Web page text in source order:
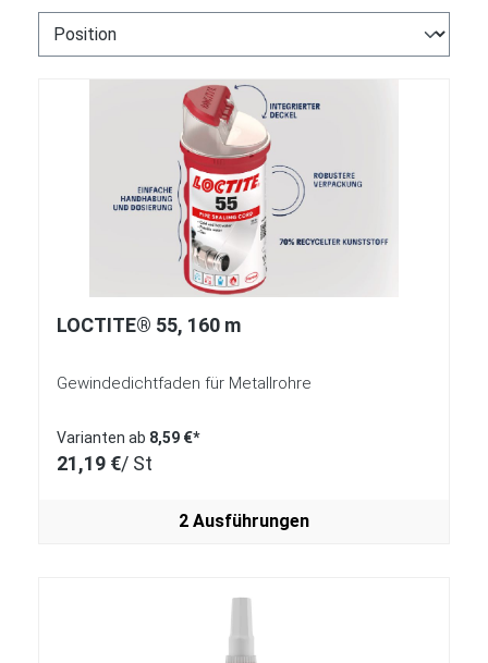
LOCTITE® 55, 160 m
Gewindedichtfaden für Metallrohre
Varianten ab 8,59 €*
21,19 €/ St
2 Ausführungen